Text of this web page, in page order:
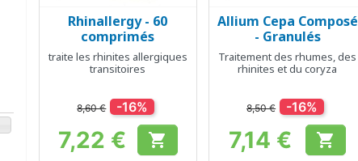
Aperçu rapide
Rhinallergy - 60
comprimés
traite les rhinites allergiques
transitoires
8,60 € -16%
Prix
7,22 € 
Aperçu rapide
Allium Cepa Composé
- Granulés
Traitement des rhumes, des
rhinites et du coryza
8,50 € -16%
Prix
7,14 € 